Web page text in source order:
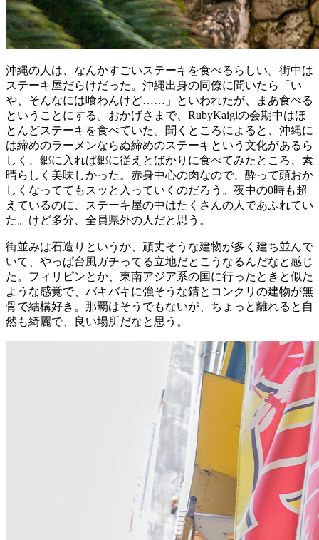
沖縄の人は、なんかすごいステーキを食べるらしい。街中は
ステーキ屋だらけだった。沖縄出身の同僚に聞いたら「い
や、そんなには喰わんけど……」といわれたが、まあ食べる
ということにする。おかげさまで、RubyKaigiの会期中はほ
とんどステーキを食べていた。聞くところによると、沖縄に
は締めのラーメンならぬ締めのステーキという文化があるら
しく、郷に入れば郷に従えとばかりに食べてみたところ、素
晴らしく美味しかった。赤身中心の肉なので、酔って頭おか
しくなっててもスッと入っていくのだろう。夜中の0時も超
えているのに、ステーキ屋の中はたくさんの人であふれてい
た。けど多分、全員県外の人だと思う。
街並みは石造りというか、頑丈そうな建物が多く建ち並んで
いて、やっぱ台風ガチってる立地だとこうなるんだなと感じ
た。フィリピンとか、東南アジア系の国に行ったときと似た
ような感覚で、バキバキに強そうな錆とコンクリの建物が無
骨で結構好き。那覇はそうでもないが、ちょっと離れると自
然も綺麗で、良い場所だなと思う。